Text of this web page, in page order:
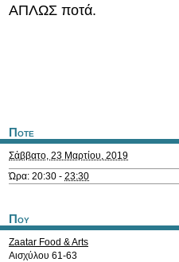
ΑΠΛΩΣ ποτά.
Ποτε
Σάββατο, 23 Μαρτίου, 2019
Ώρα: 20:30 - 23:30
Που
Zaatar Food & Arts
Αισχύλου 61-63